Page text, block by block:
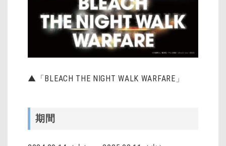
▲「BLEACH THE NIGHT WALK WARFARE」
期間